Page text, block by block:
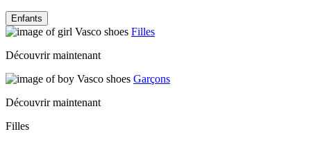
Enfants
Filles
Découvrir maintenant
Garçons
Découvrir maintenant
Filles